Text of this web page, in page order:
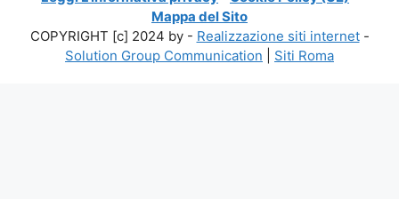
Mappa del Sito
COPYRIGHT [c] 2024 by - Realizzazione siti internet-
Solution Group Communication
Siti Roma